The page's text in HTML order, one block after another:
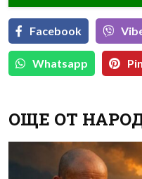
Facebook
Whatsapp
ОЩЕ ОТ